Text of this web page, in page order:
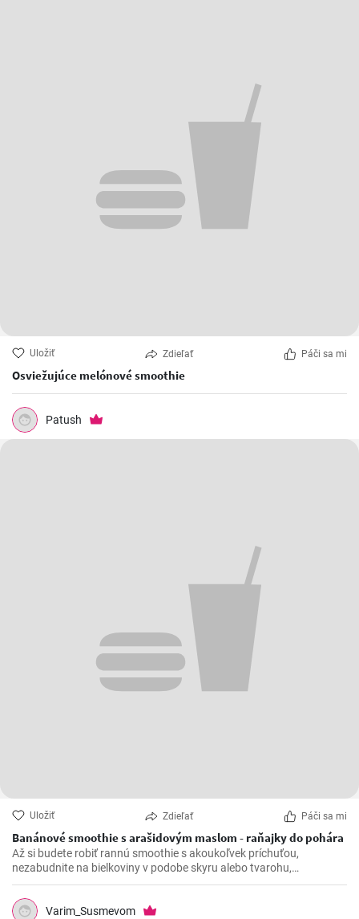
Uložiť Zdieľať Páči sa mi
Osviežujúce melónové smoothie
Patush
Uložiť Zdieľať Páči sa mi
Banánové smoothie s arašidovým maslom - raňajky do pohára
Až si budete robiť rannú smoothie s akoukoľvek príchuťou,
nezabudnite na bielkoviny v podobe skyru alebo tvarohu,
komplexné sacharidy vo forme vločiek a tiež na vlákninu, ktorú
obsahuje čakankový sirup alebo chia semienka.
Varim_Susmevom